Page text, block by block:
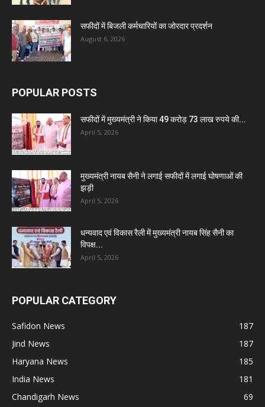
सफीदों में बिजली कर्मचारियों का जोरदार प्रदर्शन
August 6, 2026
POPULAR POSTS
सफीदों में मुख्यमंत्री ने किया 49 करोड़ 73 लाख रुपये की...
April 5, 2026
मुख्यमंत्री नायब सैनी ने लगाई सफीदों में लगाई घोषणाओं की
झड़ी
April 5, 2026
धन्यवाद एवं विकास रैली में मुख्यमंत्री नायब सिंह सैनी का
विपक्ष...
April 5, 2026
POPULAR CATEGORY
Safidon News
187
Jind News
187
Haryana News
185
India News
181
Chandigarh News
69